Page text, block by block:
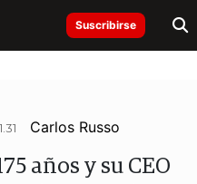
Suscribirse
Carlos Russo
años y su CEO